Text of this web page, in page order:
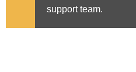
support team.